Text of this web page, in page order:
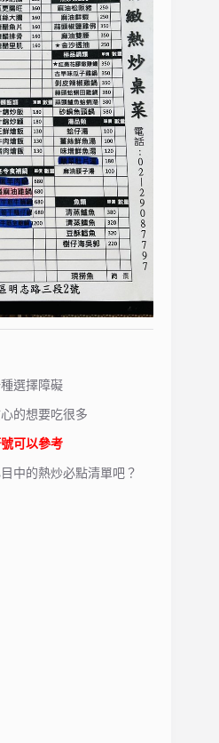
選擇障礙
的想要吃很多
可以參考
中的熱炒必點清單吧？